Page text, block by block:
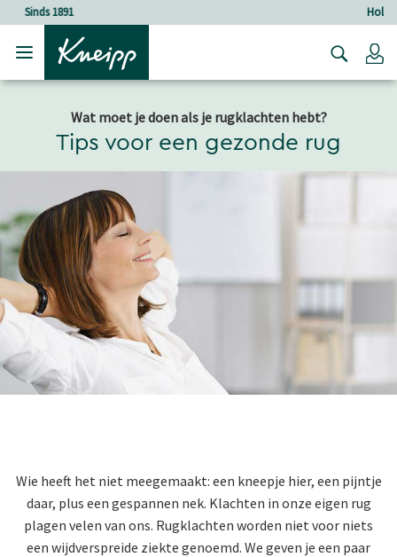
Verder gaan naar hoofdinhoud.
Verder gaan naar de footer
Wat moet je doen als je rugklachten hebt?
Tips voor een gezonde rug
Wie heeft het niet meegemaakt: een kneepje hier, een pijntje
daar, plus een gespannen nek. Klachten in onze eigen rug
plagen velen van ons. Rugklachten worden niet voor niets
een wijdverspreide ziekte genoemd. We geven je een paar